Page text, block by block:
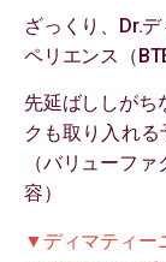
ざっくり、Dr.
ペリエンス（
先延ばししがち
ク も取り入れる
（バリューフ
容）
▼ディマティー